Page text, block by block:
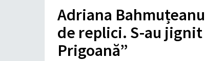
Adriana
de replici. S-au jignit
Prigoană”